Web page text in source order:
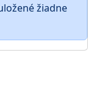
žiadne